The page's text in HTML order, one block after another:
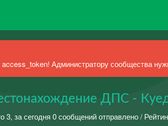
Администратору сообщества
ДПС -
3, за сегодня 0 сообщений отправлено /